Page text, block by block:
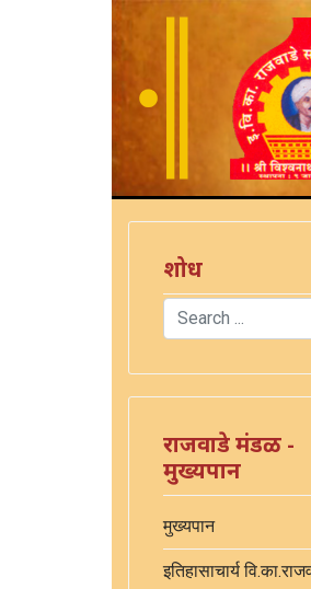
शोध
Search
राजवाडे मंडळ -
मुख्यपान
मुख्यपान
इतिहासाचार्य